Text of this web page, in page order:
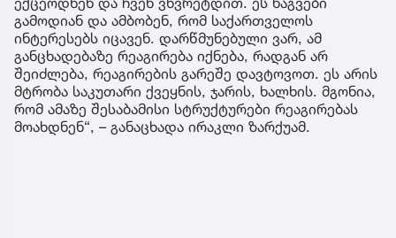
გამოდიან და ამბობენ, რომ საქართველოს
ინტერესებს იცავენ. დარწმუნებული ვარ, ამ
განცხადებაზე რეაგირება იქნება, რადგან არ
შეიძლება, რეაგირების გარეშე დავტოვოთ. ეს არის
მტრობა საკუთარი ქვეყნის, ჯარის, ხალხის. მგონია,
რომ ამაზე შესაბამისი სტრუქტურები რეაგირებას
მოახდნენ“, – განაცხადა ირაკლი ზარქუამ.